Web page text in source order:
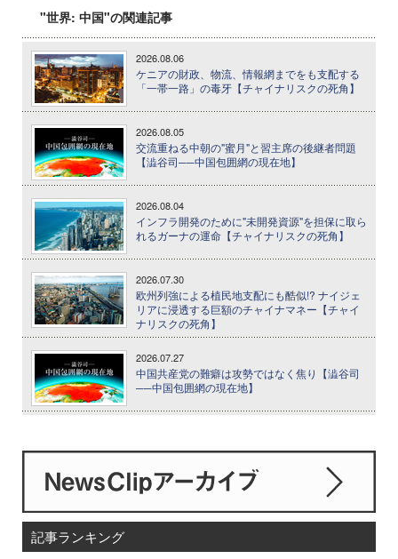
"世界: 中国"の関連記事
2026.08.06
ケニアの財政、物流、情報網までをも支配する
「一帯一路」の毒牙【チャイナリスクの死角】
2026.08.05
交流重ねる中朝の"蜜月"と習主席の後継者問題
【澁谷司──中国包囲網の現在地】
2026.08.04
インフラ開発のために"未開発資源"を担保に取ら
れるガーナの運命【チャイナリスクの死角】
2026.07.30
欧州列強による植民地支配にも酷似!? ナイジェ
リアに浸透する巨額のチャイナマネー【チャイ
ナリスクの死角】
2026.07.27
中国共産党の難癖は攻勢ではなく焦り【澁谷司
──中国包囲網の現在地】
記事ランキング